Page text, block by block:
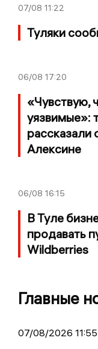
07/08 11:22
Туляки
06/08 17:20
«Чувствую,
уязвимые»:
рассказали
Алексине
06/08 16:15
В Туле
продавать
Wildberries
Главные
07/08/2026 11:55